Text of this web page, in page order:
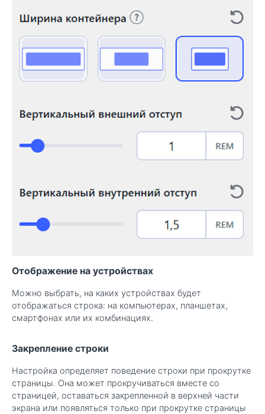
Отображение на устройствах
Можно выбрать, на каких устройствах будет
отображаться строка: на компьютерах, планшетах,
смартфонах или их комбинациях.
Закрепление строки
Настройка определяет поведение строки при прокрутке
страницы. Она может прокручиваться вместе со
страницей, оставаться закрепленной в верхней части
экрана или появляться только при прокрутке страницы